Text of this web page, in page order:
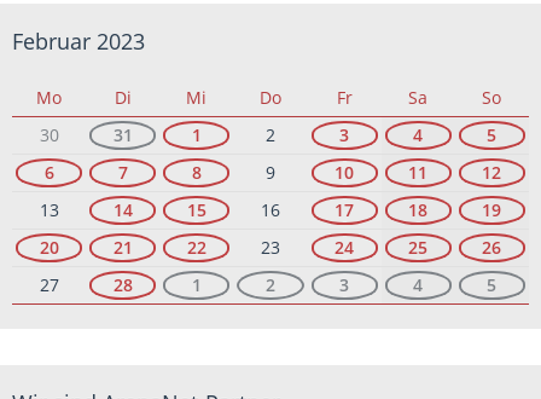
Februar 2023
Mo Di Mi Do Fr Sa
So
30
31 1 2 3 4
5
6
7 8 9 10 11
12
13
14 15 16 17 18
19
20
21 22 23 24 25
26
27
28 1 2 3 4 5